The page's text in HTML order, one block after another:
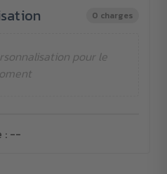
0 charges
pour le
: --